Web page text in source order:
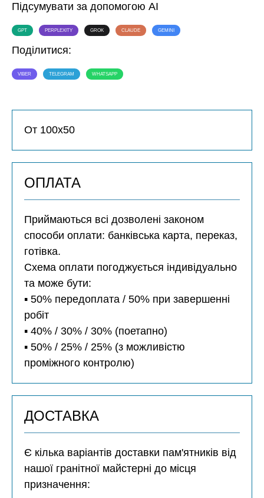
Підсумувати за допомогою AI
GPT PERPLEXITY GROK CLAUDE GEMINI
Поділитися:
VIBER TELEGRAM WHATSAPP
От 100х50
ОПЛАТА
Приймаються всі дозволені законом
способи оплати: банківська карта, переказ,
готівка.
Схема оплати погоджується індивідуально
та може бути:
▪️ 50% передоплата / 50% при завершенні
робіт
▪️ 40% / 30% / 30% (поетапно)
▪️ 50% / 25% / 25% (з можливістю
проміжного контролю)
ДОСТАВКА
Є кілька варіантів доставки пам'ятників від
нашої гранітної майстерні до місця
призначення: